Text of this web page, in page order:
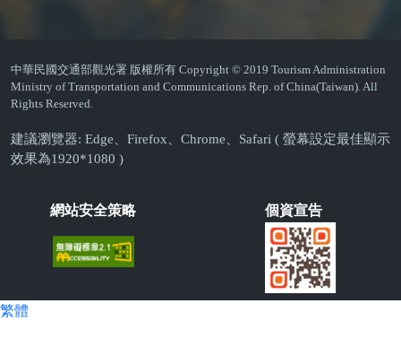
中華民國交通部觀光署 版權所有 Copyright © 2019 Tourism Administration
Ministry of Transportation and Communications Rep. of China(Taiwan). All
Rights Reserved.
建議瀏覽器: Edge、Firefox、Chrome、Safari ( 螢幕設定最佳顯示
效果為1920*1080 )
網站安全策略 個資宣告
繁體